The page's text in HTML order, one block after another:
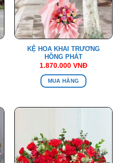
KỆ HOA KHAI TRƯƠNG
HỒNG PHÁT
1.870.000 VNĐ
MUA HÀNG